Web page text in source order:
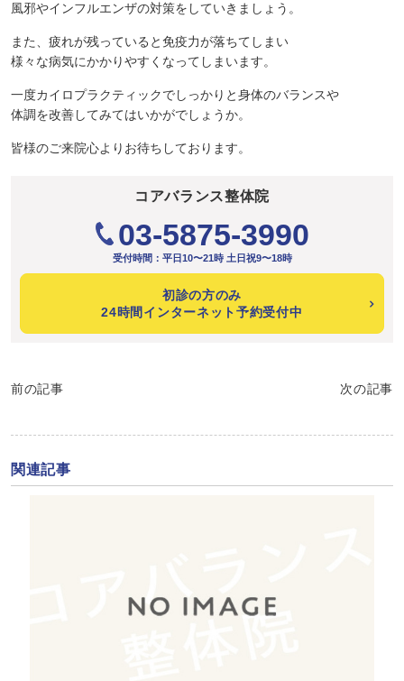
風邪やインフルエンザの対策をしていきましょう。
また、疲れが残っていると免疫力が落ちてしまい
様々な病気にかかりやすくなってしまいます。
一度カイロプラクティックでしっかりと身体のバランスや
体調を改善してみてはいかがでしょうか。
皆様のご来院心よりお待ちしております。
コアバランス整体院
03-5875-3990
受付時間：平日10〜21時 土日祝9〜18時
初診の方のみ
24時間インターネット予約受付中
前の記事 次の記事
関連記事